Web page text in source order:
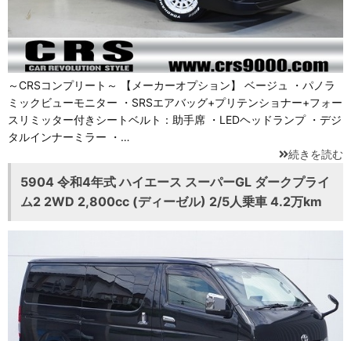
～CRSコンプリート～ 【メーカーオプション】 ベージュ ・パノラ
ミックビューモニター ・SRSエアバッグ+プリテンショナー+フォー
スリミッター付きシートベルト：助手席 ・LEDヘッドランプ ・デジ
タルインナーミラー ・…
続きを読む
5904 令和4年式 ハイエース スーパーGL ダークプライ
ム2 2WD 2,800cc (ディーゼル) 2/5人乗車 4.2万km